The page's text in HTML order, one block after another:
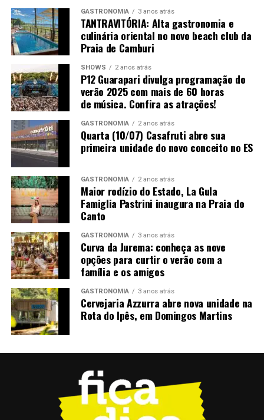
Gravuras de Côa Doc Porto White – produtor Douro; uva
Códega do Larinho, Gouveio, Rabigato e Viosinho; safra
Salton Atos Licoroso – produtor Campanha Gaúcha; uva
Chardonnay; safra NA
San Jose de Apalta Late Havest – produtor San Jose de
Apalta Late Havest; uva Viogner; safra 2020
Terrazas Petit Maseng – produtor Argentina; uva Petit
Maseng; safra NA
Vinho Licoroso Eden – produtor Vale Trentino –
Farroupilha/RS Brasil; uva Moscatos Aromáticos; safra
S/SF
Tinto Velho Mundo
Cantanhede Res – produtor Beira Atlantica Portugal;
uva Baga; safra 2021
Mouchão TN 750 ml – produtor Mouchão, Portugal,
Alentejo; uva Alicant Bouschet, Trincadeira; safra 2018
Quinta da Bacalhoa Tinto – produtor Península de
Setúbal; uva Carbenet Sauvignon, Merlot; safra 2018
Solestá – produtor Velenosi, Itália; uva Montepulciano,
Sangiovese; safra 2022
GASTRONOMIA 3 anos atrás
TANTRAVITÓRIA: Alta gastronomia e
culinária oriental no novo beach club da
Praia de Camburi
SHOWS 2 anos atrás
P12 Guarapari divulga programação do
verão 2025 com mais de 60 horas
de música. Confira as atrações!
GASTRONOMIA 2 anos atrás
Quarta (10/07) Casafruti abre sua
primeira unidade do novo conceito no ES
GASTRONOMIA 2 anos atrás
Maior rodízio do Estado, La Gula
Famiglia Pastrini inaugura na Praia do
Canto
GASTRONOMIA 3 anos atrás
Curva da Jurema: conheça as nove
opções para curtir o verão com a
família e os amigos
GASTRONOMIA 3 anos atrás
Cervejaria Azzurra abre nova unidade na
Rota do Ipês, em Domingos Martins